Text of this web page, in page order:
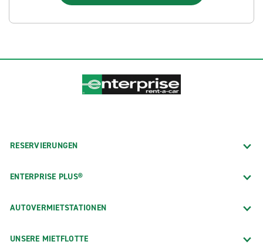
RESERVIERUNGEN
ENTERPRISE PLUS®
AUTOVERMIETSTATIONEN
UNSERE MIETFLOTTE